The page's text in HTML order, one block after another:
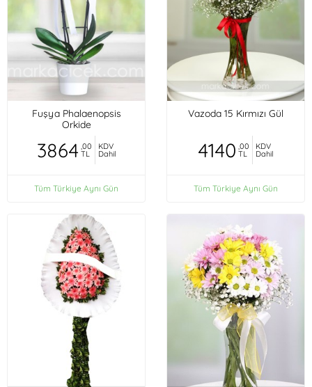
Fuşya Phalaenopsis
Orkide
3864 ,00
TL
KDV
Dahil
Tüm Türkiye Aynı Gün
Vazoda 15 Kırmızı Gül
4140 ,00
TL
KDV
Dahil
Tüm Türkiye Aynı Gün